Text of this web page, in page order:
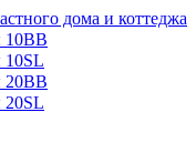
дома и коттеджа
10BB
10SL
20BB
20SL